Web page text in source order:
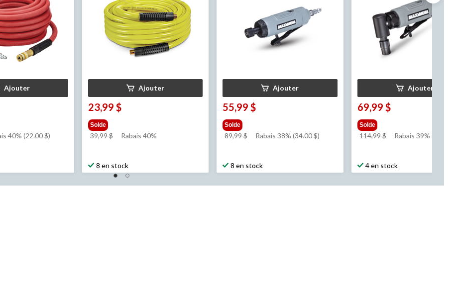
Ajouter
40% (22.00 $)
Ajouter
23,99 $
Solde
39,99 $
prixRabais 40%
8 en stock
Ajouter
55,99 $
Solde
89,99 $
prixRabais 38% (34.00 $)
8 en stock
Ajouter
69,99 $
Solde
114,99 $
prixRabais 39% (45.00
4 en stock